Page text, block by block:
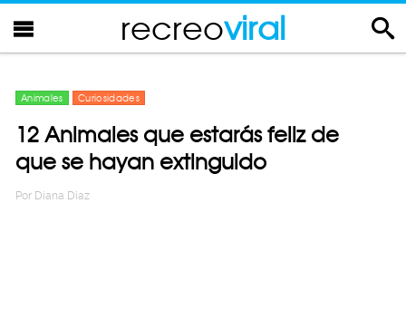
recreoviral
Animales Curiosidades
12 Animales que estarás feliz de
que se hayan extinguido
Por Diana Diaz